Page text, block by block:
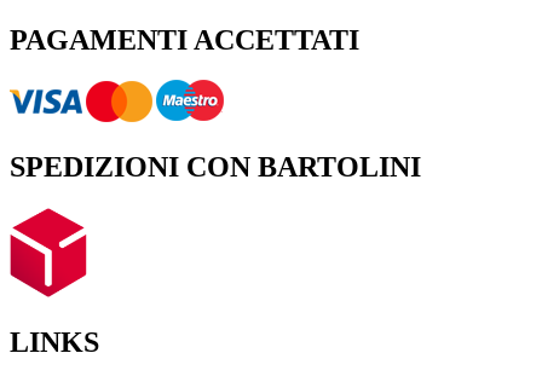
PAGAMENTI ACCETTATI
SPEDIZIONI CON BARTOLINI
LINKS